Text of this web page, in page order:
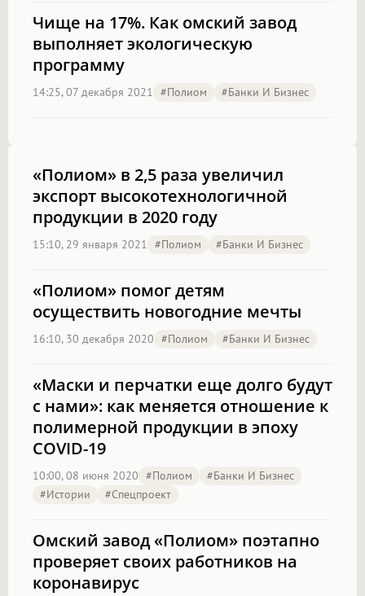
Чище на 17%. Как омский завод
выполняет экологическую
программу
14:25, 07 декабря 2021 #полиом #Банки И Бизнес
«Полиом» в 2,5 раза увеличил
экспорт высокотехнологичной
продукции в 2020 году
15:10, 29 января 2021 #полиом #Банки И Бизнес
«Полиом» помог детям
осуществить новогодние мечты
16:10, 30 декабря 2020 #полиом #Банки И Бизнес
«Маски и перчатки еще долго будут
с нами»: как меняется отношение к
полимерной продукции в эпоху
COVID-19
10:00, 08 июня 2020 #полиом
#Банки И Бизнес
#Истории
#Спецпроект
Омский завод «Полиом» поэтапно
проверяет своих работников на
коронавирус